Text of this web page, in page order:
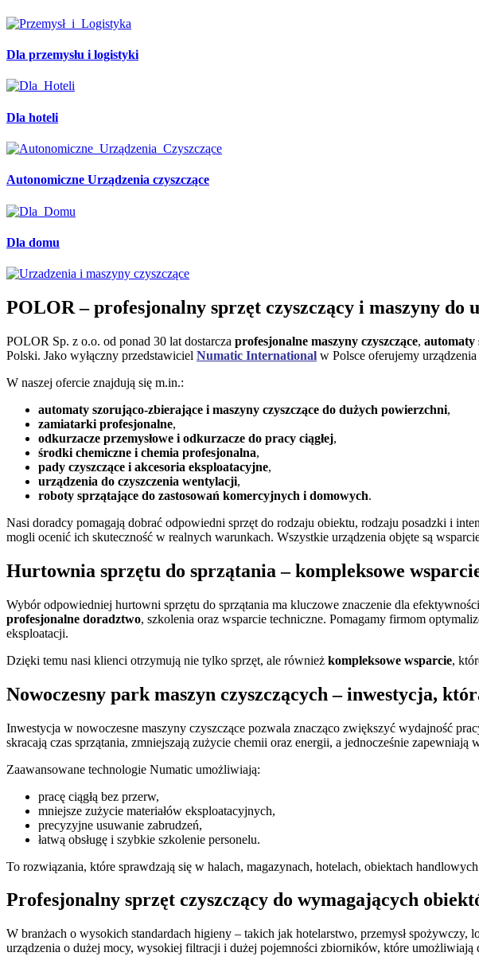
Dla przemysłu i logistyki
Dla hoteli
Autonomiczne Urządzenia czyszczące
Dla domu
POLOR – profesjonalny sprzęt czyszczący i maszyny do
POLOR Sp. z o.o. od ponad 30 lat dostarcza profesjonalne maszyny czyszczące, automaty
Polski. Jako wyłączny przedstawiciel Numatic International w Polsce oferujemy
W naszej ofercie znajdują się m.in.:
automaty szorująco‑zbierające i maszyny czyszczące do dużych powierzchni,
zamiatarki profesjonalne,
odkurzacze przemysłowe i odkurzacze do pracy ciągłej,
środki chemiczne i chemia profesjonalna,
pady czyszczące i akcesoria eksploatacyjne,
urządzenia do czyszczenia wentylacji,
roboty sprzątające do zastosowań komercyjnych i domowych.
Nasi doradcy pomagają dobrać odpowiedni sprzęt do rodzaju obiektu, rodzaju posadzki i
mogli ocenić ich skuteczność w realnych warunkach. Wszystkie urządzenia objęte są
Hurtownia sprzętu do sprzątania – kompleksowe
Wybór odpowiedniej hurtowni sprzętu do sprzątania ma kluczowe znaczenie dla
profesjonalne doradztwo, szkolenia oraz wsparcie techniczne. Pomagamy firmom
eksploatacji.
Dzięki temu nasi klienci otrzymują nie tylko sprzęt, ale również kompleksowe wsparcie,
Nowoczesny park maszyn czyszczących – inwestycja,
Inwestycja w nowoczesne maszyny czyszczące pozwala znacząco zwiększyć wydajność
skracają czas sprzątania, zmniejszają zużycie chemii oraz energii, a jednocześnie zapewniają
Zaawansowane technologie Numatic umożliwiają:
pracę ciągłą bez przerw,
mniejsze zużycie materiałów eksploatacyjnych,
precyzyjne usuwanie zabrudzeń,
łatwą obsługę i szybkie szkolenie personelu.
To rozwiązania, które sprawdzają się w halach, magazynach, hotelach, obiektach
Profesjonalny sprzęt czyszczący do wymagających
W branżach o wysokich standardach higieny – takich jak hotelarstwo, przemysł
urządzenia o dużej mocy, wysokiej filtracji i dużej pojemności zbiorników, które umożliwiają